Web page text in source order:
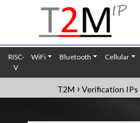
RISC-
V
WiFi Bluetooth Cellular
T2M › Verification IPs